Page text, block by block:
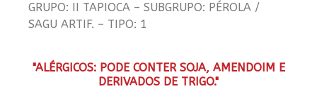
GRUPO: II TAPIOCA – SUBGRUPO: PÉROLA /
SAGU ARTIF. – TIPO: 1
"ALÉRGICOS: PODE CONTER SOJA, AMENDOIM E
DERIVADOS DE TRIGO."